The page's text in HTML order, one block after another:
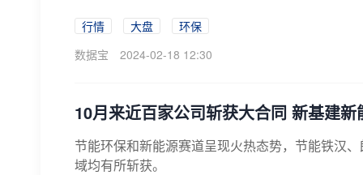
行情 大盘
环保
数据宝
2024-02-18 12:30
10月来近百家公司斩获大合同 新基建
节能环保和新能源赛道呈现火热态势，节能铁汉
域均有所斩获。